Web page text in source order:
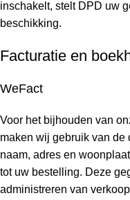
inschakelt, stelt DPD uw
beschikking.
Facturatie en
WeFact
Voor het bijhouden van
maken wij gebruik van
naam, adres en
tot uw bestelling. Deze
administreren van